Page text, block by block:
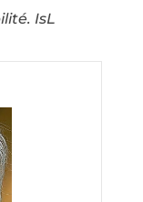
IsL